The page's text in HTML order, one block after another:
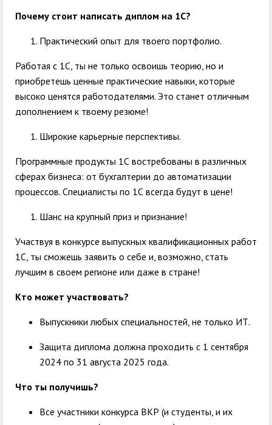
Почему стоит написать диплом на 1С?
Практический опыт для твоего портфолио.
Работая с 1С, ты не только освоишь теорию, но и
приобретешь ценные практические навыки, которые
высоко ценятся работодателями. Это станет отличным
дополнением к твоему резюме!
Широкие карьерные перспективы.
Программные продукты 1С востребованы в различных
сферах бизнеса: от бухгалтерии до автоматизации
процессов. Специалисты по 1С всегда будут в цене!
Шанс на крупный приз и признание!
Участвуя в конкурсе выпускных квалификационных работ
1С, ты сможешь заявить о себе и, возможно, стать
лучшим в своем регионе или даже в стране!
Кто может участвовать?
Выпускники любых специальностей, не только ИТ.
Защита диплома должна проходить с 1 сентября
2024 по 31 августа 2025 года.
Что ты получишь?
Все участники конкурса ВКР (и студенты, и их